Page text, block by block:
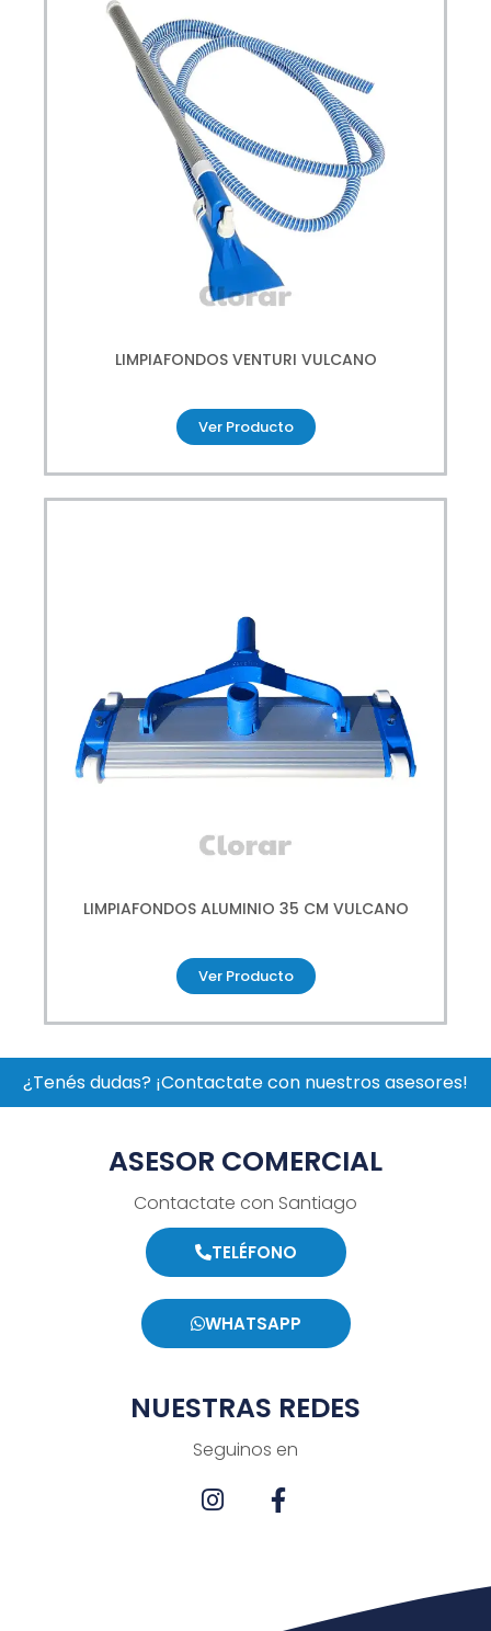
LIMPIAFONDOS VENTURI VULCANO
Ver Producto
LIMPIAFONDOS ALUMINIO 35 CM VULCANO
Ver Producto
¿Tenés dudas? ¡Contactate con nuestros asesores!
ASESOR COMERCIAL
Contactate con Santiago
TELÉFONO
WHATSAPP
NUESTRAS REDES
Seguinos en